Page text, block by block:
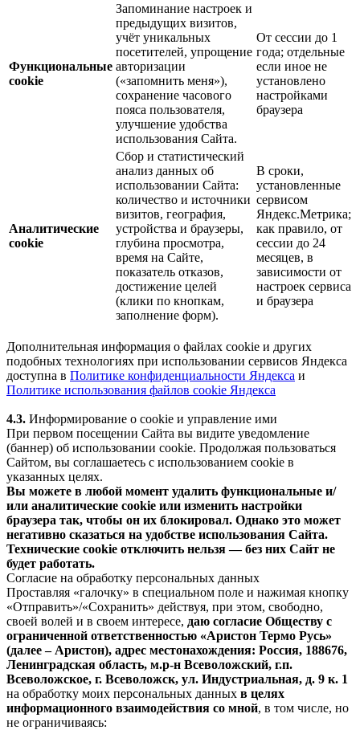
Функциональные
cookie
Запоминание настроек и
предыдущих визитов,
учёт уникальных
посетителей, упрощение
авторизации
(«запомнить меня»),
сохранение часового
пояса пользователя,
улучшение удобства
использования Сайта.
От сессии до 1
года; отдельные
если иное не
установлено
настройками
браузера
Аналитические
cookie
Сбор и статистический
анализ данных об
использовании Сайта:
количество и источники
визитов, география,
устройства и браузеры,
глубина просмотра,
время на Сайте,
показатель отказов,
достижение целей
(клики по кнопкам,
заполнение форм).
В сроки,
установленные
сервисом
Яндекс.Метрика;
как правило, от
сессии до 24
месяцев, в
зависимости от
настроек сервиса
и браузера
Дополнительная информация о файлах cookie и других
подобных технологиях при использовании сервисов Яндекса
доступна в Политике конфиденциальности Яндекса и
Политике использования файлов cookie Яндекса
4.3. Информирование о cookie и управление ими
При первом посещении Сайта вы видите уведомление
(баннер) об использовании cookie. Продолжая пользоваться
Сайтом, вы соглашаетесь с использованием cookie в
указанных целях.
Вы можете в любой момент удалить функциональные и/
или аналитические cookie или изменить настройки
браузера так, чтобы он их блокировал. Однако это может
негативно сказаться на удобстве использования Сайта.
Технические cookie отключить нельзя — без них Сайт не
будет работать.
Согласие на обработку персональных данных
Проставляя «галочку» в специальном поле и нажимая кнопку
«Отправить»/«Сохранить» действуя, при этом, свободно,
своей волей и в своем интересе, даю согласие Обществу с
ограниченной ответственностью «Аристон Термо Русь»
(далее – Аристон), адрес местонахождения: Россия, 188676,
Ленинградская область, м.р-н Всеволожский, г.п.
Всеволожское, г. Всеволожск, ул. Индустриальная, д. 9 к. 1
на обработку моих персональных данных в целях
информационного взаимодействия со мной, в том числе, но
не ограничиваясь: